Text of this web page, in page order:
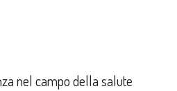
nel campo della salute